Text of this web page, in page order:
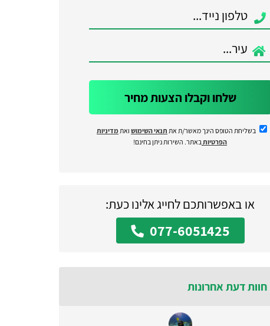
שלחו וקבלו הצעות מחיר
בשליחת הטופס הינך מאשר/ת את תנאי השימושואתמדיניות
הפרטיותבאתר. השירות ניתן בחינם!
או באפשרותכם לחייג אלינו כעת:
077-6051425
חוות דעת אחרונות